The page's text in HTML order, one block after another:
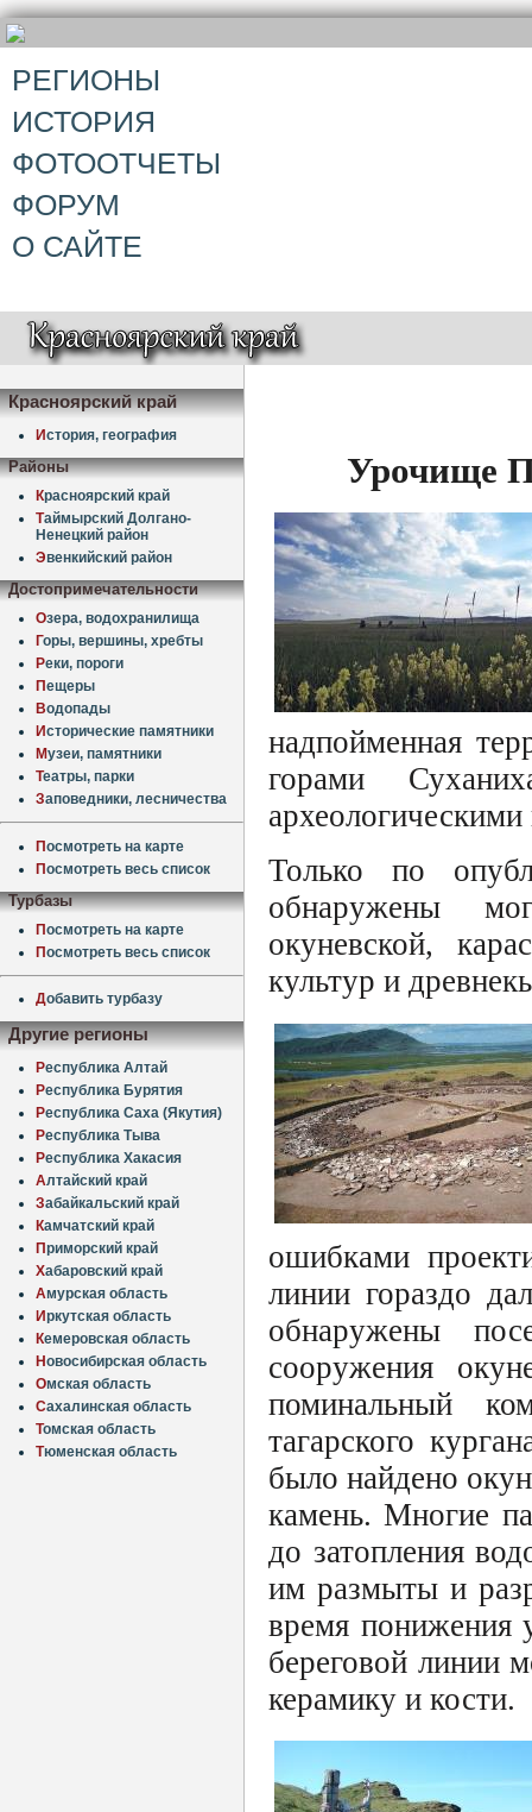
РЕГИОНЫ
ИСТОРИЯ
ФОТООТЧЕТЫ
ФОРУМ
О САЙТЕ
Красноярский край
История, география
Районы
Красноярский край
Таймырский Долгано-
Ненецкий район
Эвенкийский район
Достопримечательности
Озера, водохранилища
Горы, вершины, хребты
Реки, пороги
Пещеры
Водопады
Исторические памятники
Музеи, памятники
Театры, парки
Заповедники, лесничества
Посмотреть на карте
Посмотреть весь список
Турбазы
Посмотреть на карте
Посмотреть весь список
Добавить турбазу
Другие регионы
Республика Алтай
Республика Бурятия
Республика Саха (Якутия)
Республика Тыва
Республика Хакасия
Алтайский край
Забайкальский край
Камчатский край
Приморский край
Хабаровский край
Амурская область
Иркутская область
Кемеровская область
Новосибирская область
Омская область
Сахалинская область
Томская область
Тюменская область
Урочище
надпойменная
горами
Только по
обнаружены
окуневской,
культур и
ошибками
линии гораздо
обнаружены
сооружения
поминальный
тагарского
было найдено
камень. Многие
до затопления
им размыты и
время понижения
береговой линии
керамику и кости.